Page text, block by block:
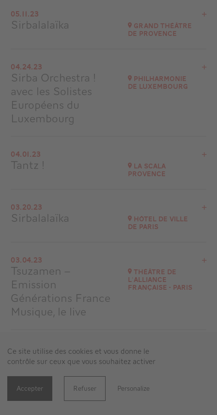
La Luciole de Méry-sur-Oise
05.11.23
Sirbalalaïka Grand Théâtre
de Provence
Grand Théâtre de Provence
Go to site
04.24.23
Sirba Orchestra !
avec les Solistes
Européens du
Luxembourg
Philharmonie
de Luxembourg
Luxembourg
04.01.23
Tantz ! La Scala
Provence
La Scala Provence
at 20H00
03.20.23
Sirbalalaïka Hôtel de Ville
de Paris
Ligue contre le cancer - Comité de Paris
at20H00
Go to site
03.04.23
Tsuzamen –
Emission
Générations France
Musique, le live
Théâtre de
l'Alliance
Française - Paris
Théâtre de l'Alliance Française - Paris
at16H00
Go to site
02.14.23
Sirbalalaïka Festival les
Arts
Ce site utilise des cookies et vous donne le
contrôle sur ceux que vous souhaitez activer
Accepter Refuser Personalize